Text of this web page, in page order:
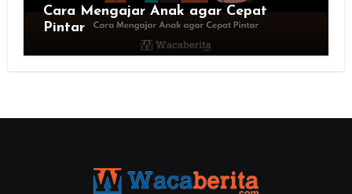
Cara Mengajar Anak agar Cepat
Pintar